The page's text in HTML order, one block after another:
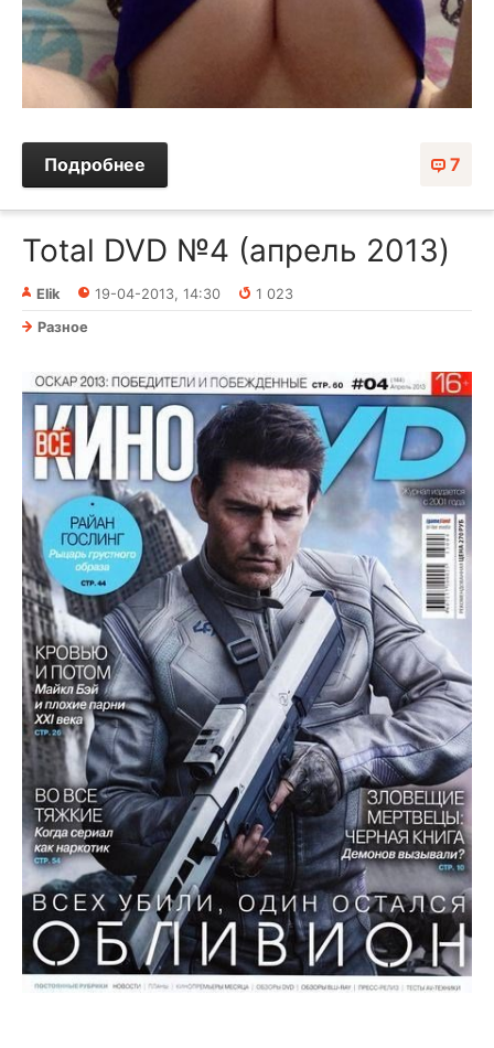
7
Подробнее
Total DVD №4 (апрель 2013)
Elik 19-04-2013, 14:30
1 023
Разное